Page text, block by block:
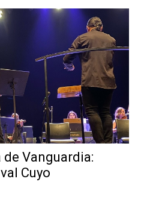
de Vanguardia:
Cuyo